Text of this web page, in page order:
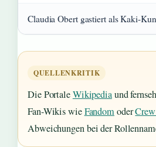
Claudia Obert gastiert als Kaki-
QUELLENKRITIK
Die PortaleWikipediaund
Fan-Wikis wieFandomoder
Abweichungen bei der